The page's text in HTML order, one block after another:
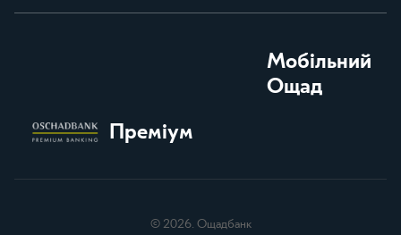
Мобільний
Ощад
Преміум
© 2026. Ощадбанк